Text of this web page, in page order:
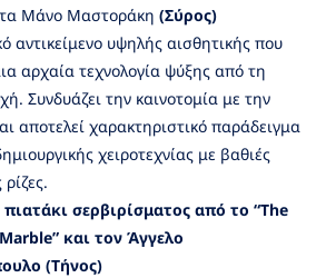
Μάνο Μαστοράκη (Σύρος)
αντικείμενο υψηλής αισθητικής που
αρχαία τεχνολογία ψύξης από τη
Συνδυάζει την καινοτομία με την
αποτελεί χαρακτηριστικό παράδειγμα
χειροτεχνίας με βαθιές
ρίζες.
σερβιρίσματος από το “The
και τον Άγγελο
(Τήνος)